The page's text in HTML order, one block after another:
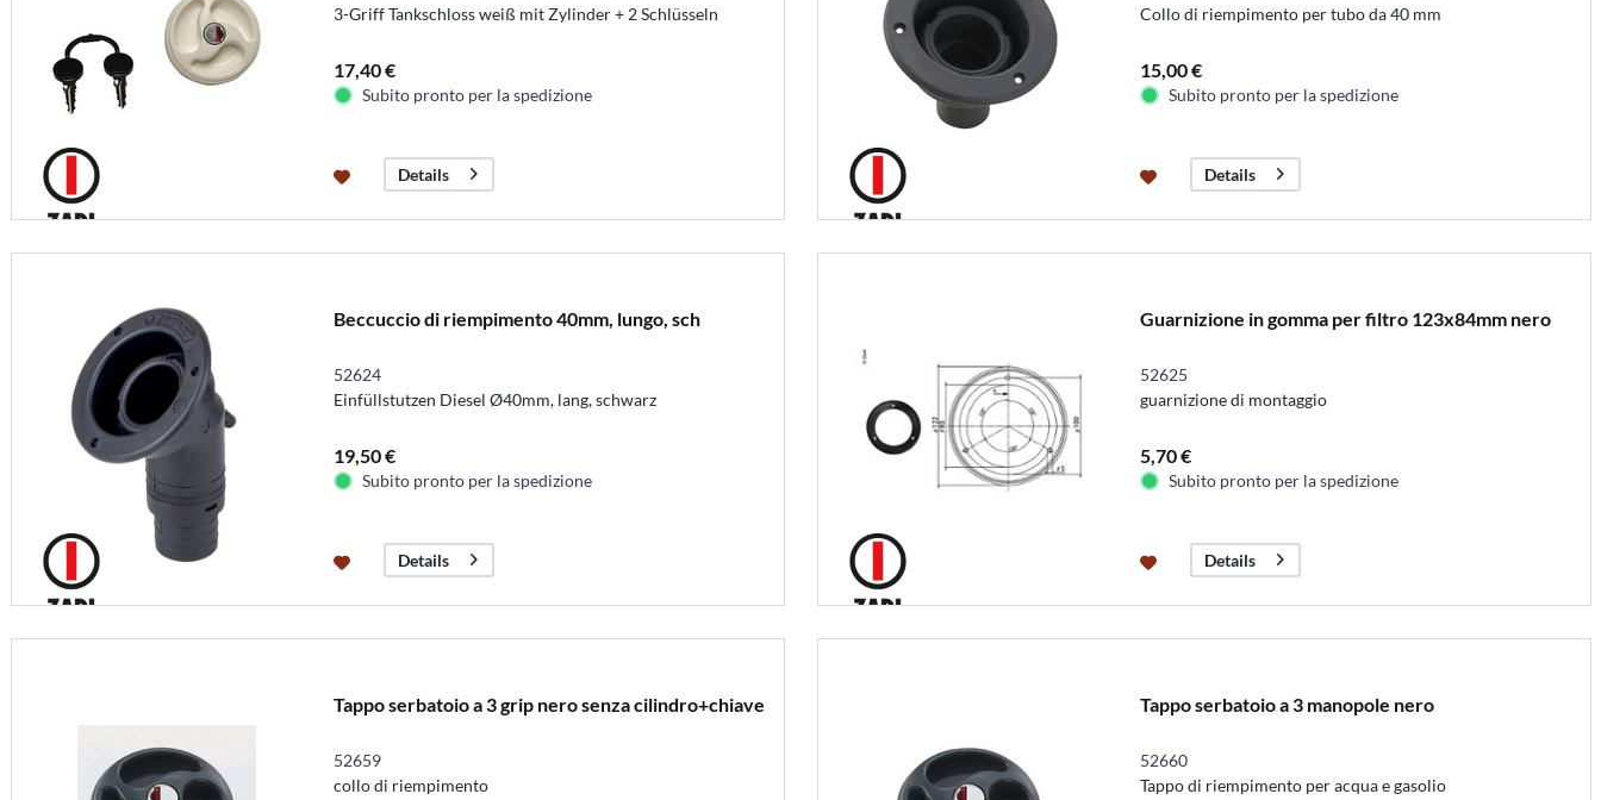
3-Griff Tankschloss weiß mit Zylinder + 2 Schlüsseln
17,40 €
Subito pronto per la spedizione
Details
Collo di riempimento per tubo da 40 mm
15,00 €
Subito pronto per la spedizione
Details
Beccuccio di riempimento 40mm, lungo, sch
52624
Einfüllstutzen Diesel Ø40mm, lang, schwarz
19,50 €
Subito pronto per la spedizione
Details
Guarnizione in gomma per filtro 123x84mm nero
52625
guarnizione di montaggio
5,70 €
Subito pronto per la spedizione
Details
Tappo serbatoio a 3 grip nero senza cilindro+chiave
52659
collo di riempimento
Tappo serbatoio a 3 manopole nero
52660
Tappo di riempimento per acqua e gasolio